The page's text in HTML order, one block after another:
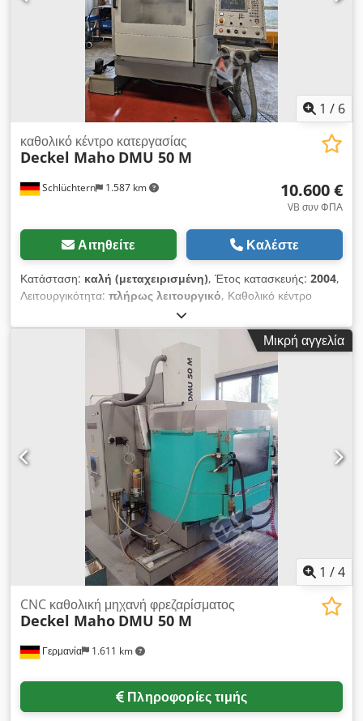
1 / 6
Schlüchtern 1.587 km
καθολικό κέντρο κατεργασίας
Deckel Maho DMU 50 M
10.600 €
VB συν ΦΠΑ
Αιτηθείτε Καλέστε
Κατάσταση: καλή (μεταχειρισμένη), Έτος κατασκευής: 2004,
Λειτουργικότητα: πλήρως λειτουργικό, Καθολικό κέντρο
κατεργασίας Deckel Maho DMU 50 M με αριθμητικό έλεγχο
Heidenhain TNC 310. Τραπέζι περιστροφής/κλίσης, υποδοχή
ατράκτου SK 40 με υδραυλική σύσφιξη. Σε καλή και λειτουργική
κατάσταση, μπορεί να επιθεωρηθεί υπό τάση. Dedpjytpy Eefx
Μικρή αγγελία
1 /4
Γερμανία 1.611 km
CNC καθολική μηχανή φρεζαρίσματος
Deckel Maho DMU 50 M
Πληροφορίες τιμής